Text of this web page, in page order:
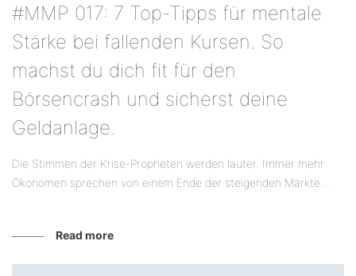
#MMP 017: 7 Top-Tipps für mentale
Stärke bei fallenden Kursen. So
machst du dich fit für den
Börsencrash und sicherst deine
Geldanlage.
Die Stimmen der Krise-Propheten werden lauter. Immer mehr
Ökonomen sprechen von einem Ende der steigenden Märkte....
Read more